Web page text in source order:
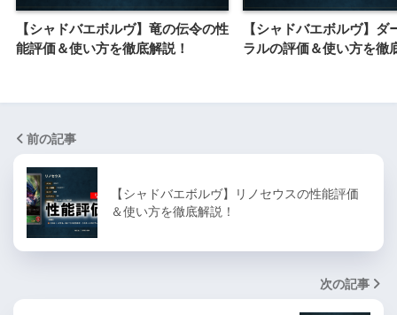
【シャドバエボルヴ】竜の伝令の性
能評価＆使い方を徹底解説！
【シャドバエボルヴ】ダ
ラルの評価＆使い方を徹
前の記事
【シャドバエボルヴ】リノセウスの性能評価
＆使い方を徹底解説！
次の記事